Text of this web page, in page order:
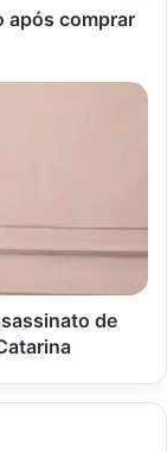
após comprar
de